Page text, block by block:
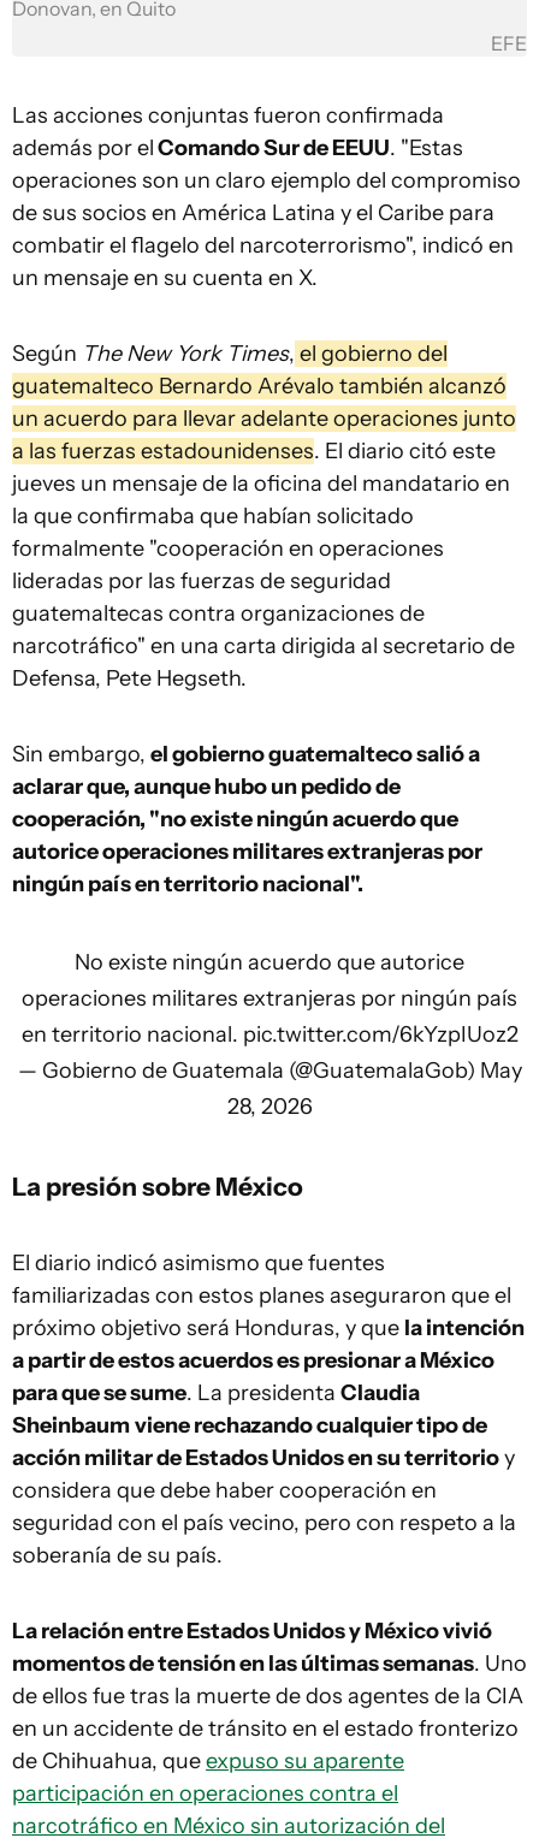
Donovan, en Quito
EFE
Las acciones conjuntas fueron confirmada
además por elComando Sur de EEUU. "Estas
operaciones son un claro ejemplo del compromiso
de sus socios en América Latina y el Caribe para
combatir el flagelo del narcoterrorismo", indicó en
un mensaje en su cuenta en X.
Según The New York Times, el gobierno del
guatemalteco Bernardo Arévalo también alcanzó
un acuerdo para llevar adelante operaciones junto
a las fuerzas estadounidenses. El diario citó este
jueves un mensaje de la oficina del mandatario en
la que confirmaba que habían solicitado
formalmente "cooperación en operaciones
lideradas por las fuerzas de seguridad
guatemaltecas contra organizaciones de
narcotráfico" en una carta dirigida al secretario de
Defensa, Pete Hegseth.
Sin embargo, el gobierno guatemalteco salió a
aclarar que, aunque hubo un pedido de
cooperación, "no existe ningún acuerdo que
autorice operaciones militares extranjeras por
ningún país en territorio nacional".
No existe ningún acuerdo que autorice
operaciones militares extranjeras por ningún país
en territorio nacional. pic.twitter.com/6kYzpIUoz2
— Gobierno de Guatemala (@GuatemalaGob) May
28, 2026
La presión sobre México
El diario indicó asimismo que fuentes
familiarizadas con estos planes aseguraron que el
próximo objetivo será Honduras, y que la intención
a partir de estos acuerdos es presionar a México
para que se sume. La presidenta Claudia
Sheinbaumviene rechazando cualquier tipo de
acción militar de Estados Unidos en su territorioy
considera que debe haber cooperación en
seguridad con el país vecino, pero con respeto a la
soberanía de su país.
La relación entre Estados Unidos y México vivió
momentos de tensión en las últimas semanas. Uno
de ellos fue tras la muerte de dos agentes de la CIA
en un accidente de tránsito en el estado fronterizo
de Chihuahua, queexpuso su aparente
participación en operaciones contra el
narcotráfico en México sin autorización del